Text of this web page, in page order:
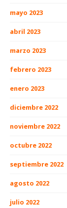
mayo 2023
abril 2023
marzo 2023
febrero 2023
enero 2023
diciembre 2022
noviembre 2022
octubre 2022
septiembre 2022
agosto 2022
julio 2022